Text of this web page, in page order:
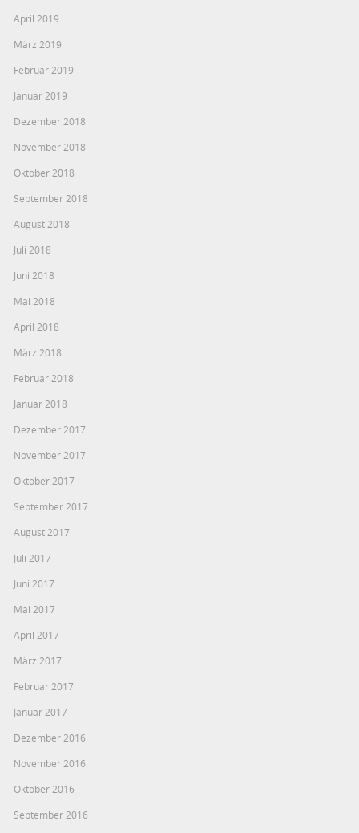
April 2019
März 2019
Februar 2019
Januar 2019
Dezember 2018
November 2018
Oktober 2018
September 2018
August 2018
Juli 2018
Juni 2018
Mai 2018
April 2018
März 2018
Februar 2018
Januar 2018
Dezember 2017
November 2017
Oktober 2017
September 2017
August 2017
Juli 2017
Juni 2017
Mai 2017
April 2017
März 2017
Februar 2017
Januar 2017
Dezember 2016
November 2016
Oktober 2016
September 2016